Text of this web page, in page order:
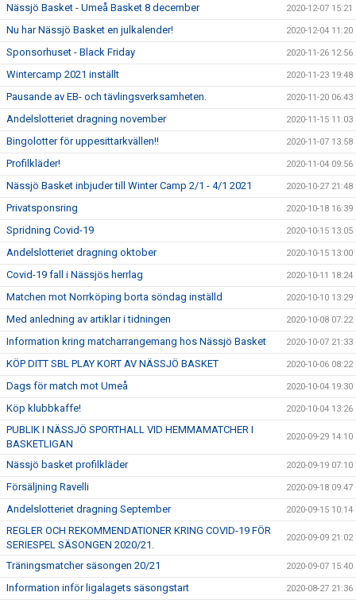
Nässjö Basket - Umeå Basket 8 december 2020-12-07 15:21
Nu har Nässjö Basket en julkalender! 2020-12-04 11:20
Sponsorhuset - Black Friday 2020-11-26 12:56
Wintercamp 2021 inställt 2020-11-23 19:48
Pausande av EB- och tävlingsverksamheten. 2020-11-20 06:43
Andelslotteriet dragning november 2020-11-15 11:03
Bingolotter för uppesittarkvällen!! 2020-11-07 13:58
Profilkläder! 2020-11-04 09:56
Nässjö Basket inbjuder till Winter Camp 2/1 - 4/1 2021 2020-10-27 21:48
Privatsponsring 2020-10-18 16:39
Spridning Covid-19 2020-10-15 13:05
Andelslotteriet dragning oktober 2020-10-15 13:00
Covid-19 fall i Nässjös herrlag 2020-10-11 18:24
Matchen mot Norrköping borta söndag inställd 2020-10-10 13:29
Med anledning av artiklar i tidningen 2020-10-08 07:22
Information kring matcharrangemang hos Nässjö Basket 2020-10-07 21:33
KÖP DITT SBL PLAY KORT AV NÄSSJÖ BASKET 2020-10-06 08:22
Dags för match mot Umeå 2020-10-04 19:30
Köp klubbkaffe! 2020-10-04 13:26
PUBLIK I NÄSSJÖ SPORTHALL VID HEMMAMATCHER I
BASKETLIGAN
2020-09-29 14:10
Nässjö basket profilkläder 2020-09-19 07:10
Försäljning Ravelli 2020-09-18 09:47
Andelslotteriet dragning September 2020-09-15 10:14
REGLER OCH REKOMMENDATIONER KRING COVID-19 FÖR
SERIESPEL SÄSONGEN 2020/21.
2020-09-09 21:02
Träningsmatcher säsongen 20/21 2020-09-07 15:40
Information inför ligalagets säsongstart 2020-08-27 21:36